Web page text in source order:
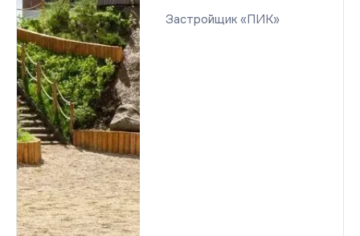
Застройщик «ПИК»